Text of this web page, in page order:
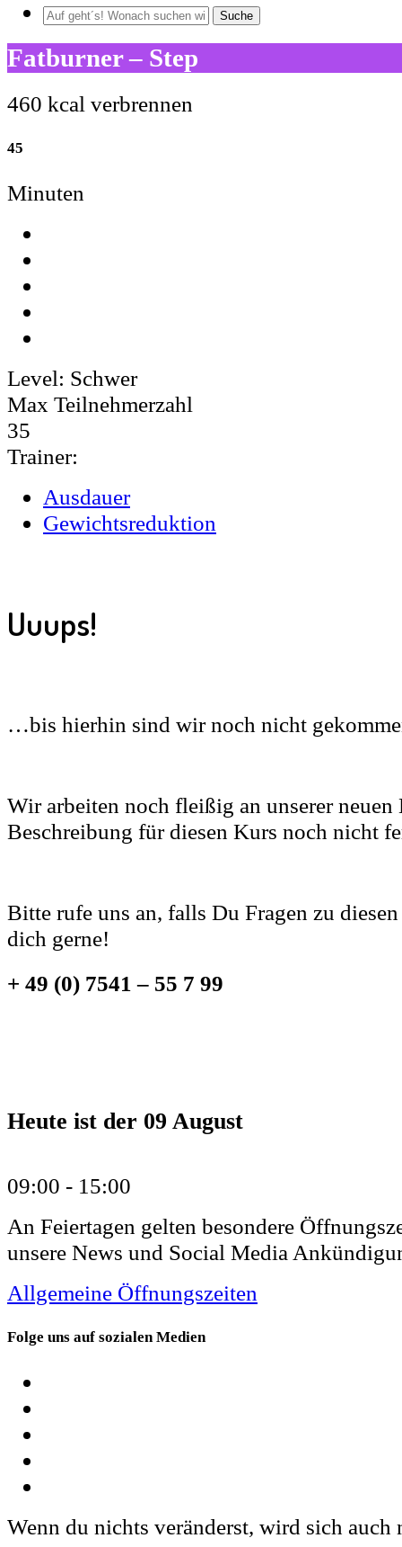
Suche
Fatburner – Step
460 kcal verbrennen
45
Minuten
Level: Schwer
Max Teilnehmerzahl
35
Trainer:
Ausdauer
Gewichtsreduktion
Uuups!
…bis hierhin sind wir noch nicht
Wir arbeiten noch fleißig an unserer neuen
Beschreibung für diesen Kurs noch nicht
Bitte rufe uns an, falls Du Fragen zu
dich gerne!
+ 49 (0) 7541 – 55 7 99
Heute ist der 09 August
09:00 - 15:00
An Feiertagen gelten besondere
unsere News und Social Media
Allgemeine Öffnungszeiten
Folge uns auf sozialen Medien
Wenn du nichts veränderst, wird sich auch